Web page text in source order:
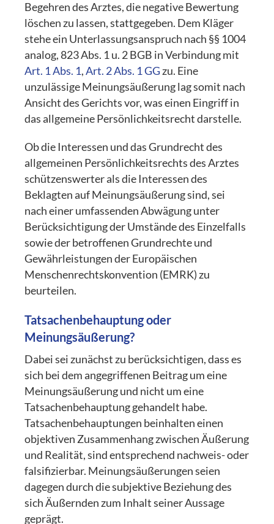
Begehren des Arztes, die negative Bewertung
löschen zu lassen, stattgegeben. Dem Kläger
stehe ein Unterlassungsanspruch nach §§ 1004
analog, 823 Abs. 1 u. 2 BGB in Verbindung mit
Art. 1 Abs. 1,Art. 2 Abs. 1 GGzu. Eine
unzulässige Meinungsäußerung lag somit nach
Ansicht des Gerichts vor, was einen Eingriff in
das allgemeine Persönlichkeitsrecht darstelle.
Ob die Interessen und das Grundrecht des
allgemeinen Persönlichkeitsrechts des Arztes
schützenswerter als die Interessen des
Beklagten auf Meinungsäußerung sind, sei
nach einer umfassenden Abwägung unter
Berücksichtigung der Umstände des Einzelfalls
sowie der betroffenen Grundrechte und
Gewährleistungen der Europäischen
Menschenrechtskonvention (EMRK) zu
beurteilen.
Tatsachenbehauptung oder
Meinungsäußerung?
Dabei sei zunächst zu berücksichtigen, dass es
sich bei dem angegriffenen Beitrag um eine
Meinungsäußerung und nicht um eine
Tatsachenbehauptung gehandelt habe.
Tatsachenbehauptungen beinhalten einen
objektiven Zusammenhang zwischen Äußerung
und Realität, sind entsprechend nachweis- oder
falsifizierbar. Meinungsäußerungen seien
dagegen durch die subjektive Beziehung des
sich Äußernden zum Inhalt seiner Aussage
geprägt.